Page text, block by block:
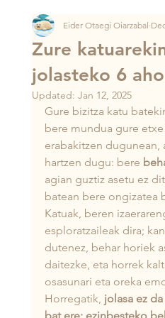
Zure
jolasteko 6
Eider Otaegi Oiarzabal
Updated: Jan 12, 2025
Gure bizitza katu
bere mundua gure
erabakitzen dugunean,
hartzen dugu: bere
agian guztiz asetu ez
batean bere ongizatea
Katuak, beren
esploratzaileak dira;
dutenez, behar horiek
daitezke, eta horrek
osasunari eta oreka
Horregatik, jolasa ez